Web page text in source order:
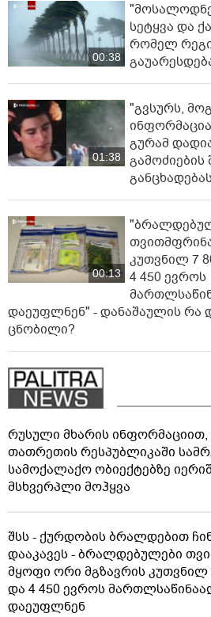
00:38
სე­ტყვა და
რომელ
01:38
"გვსურს,
გურამ
გამოძიების
00:13
კუთვნილ 7
4 450 ევროს
დაეუფლნენ" - დანაშაულის რა
ცნობილი?
რუსული მხარის ინფორმაციით,
თათრეთის რესპუბლიკაში
სამოქალაქო ობიექტებზე
მსხვერპლი მოჰყვა
შსს - ქურდობის ბრალდებით
დააკავეს - ბრალდებულები
მყოფი ორი მგზავრის
და 4 450 ევროს
დაეუფლნენ